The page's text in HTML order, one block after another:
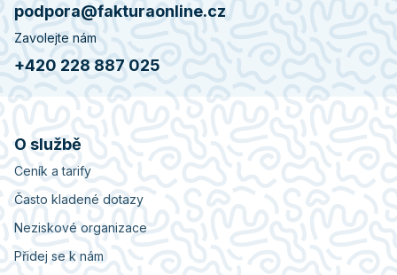
podpora@fakturaonline.cz
Zavolejte nám
+420 228 887 025
O službě
Ceník a tarify
Často kladené dotazy
Neziskové organizace
Přidej se k nám